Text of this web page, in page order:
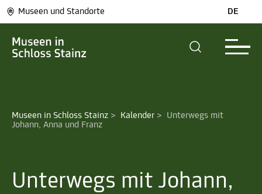
Museen und Standorte DE
Museen in Schloss Stainz > Kalender > Unterwegs mit
Johann, Anna und Franz
Unterwegs mit Johann,